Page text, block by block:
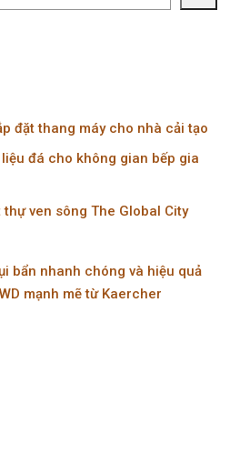
đặt thang máy cho nhà cải tạo
đá cho không gian bếp gia
thự ven sông The Global City
bẩn nhanh chóng và hiệu quả
mạnh mẽ từ Kaercher